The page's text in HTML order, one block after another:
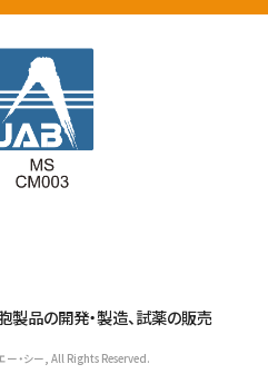
製品の開発・製造、試薬の販売
ー・シー, All Rights Reserved.